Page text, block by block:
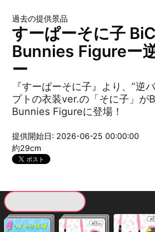
過去の提供景品
すーぱーそに子
Bunnies Figureー
ー
『すーぱーそに子』より、”逆
プトの衣装ver.の「そに子」が
Bunnies Figureに登場！
提供開始日: 2026-06-25 00:00:00
約29cm